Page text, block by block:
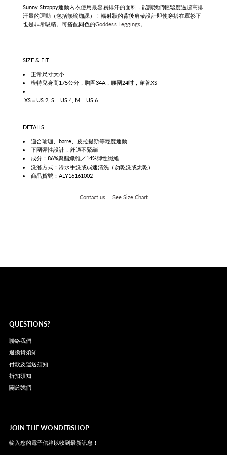
Sunny Strappy運動內衣使用最容易排汗的面料，能讓我們輕鬆度過超高排
汗量的運動（包括熱瑜珈課）！輻射狀的背後肩帶設計即使穿搭在罩衫下
也是非常吸睛。可搭配同色的Goddess Leggings。
SIZE & FIT
正常尺寸大小
模特兒身高175公分，胸圍34A，腰圍24吋，穿著XS
XS＝US 2, S = US 4, M = US 6
DETAILS
適合瑜珈、barre、皮拉提斯等輕度運動
下圍彈性設計，舒適不緊繃
成分：86%聚酯纖維／14%彈性纖維
洗滌方式：冷水手洗或弱速清洗（勿乾洗或烘乾）
商品貨號：ALY16161002
Contact us See Size Chart
QUESTIONS?
聯絡我們
退換貨須知
付款及運送須知
折扣須知
關於我們
JOIN THE WONDERSHOP
輸入您的電子信箱以收到最新訊息！